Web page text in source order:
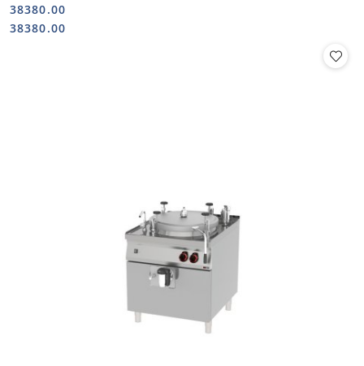
Cena:
38380.00
Cena:
38380.00